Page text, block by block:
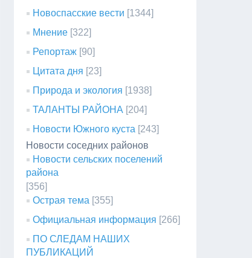
Новоспасские вести [1344]
Мнение [322]
Репортаж [90]
Цитата дня [23]
Природа и экология [1938]
ТАЛАНТЫ РАЙОНА [204]
Новости Южного куста [243]
Новости соседних районов
Новости сельских поселений
района
[356]
Острая тема [355]
Официальная информация [266]
ПО СЛЕДАМ НАШИХ
ПУБЛИКАЦИЙ